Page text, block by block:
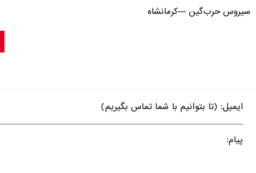
سیروس حرب‌گین —کرمانشاه
ایمیل: (تا بتوانیم با شما تماس بگیریم)
پیام: